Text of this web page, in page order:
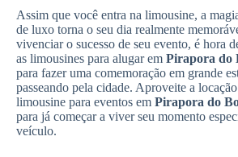
Assim que você entra na limousine, a
de luxo torna o seu dia realmente
vivenciar o sucesso de seu evento, é hora
as limousines para alugar em Pirapora do
para fazer uma comemoração em grande
passeando pela cidade. Aproveite a
limousine para eventos em Pirapora do
para já começar a viver seu momento
veículo.